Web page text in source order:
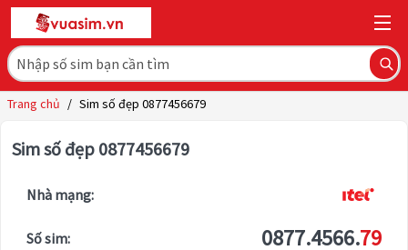
Trang chủ / Sim số đẹp 0877456679
Sim số đẹp 0877456679
Nhà mạng:
Số sim: 0877.4566.79